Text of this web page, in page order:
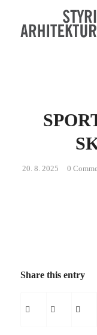
20. 8. 2025 0
Share this entry